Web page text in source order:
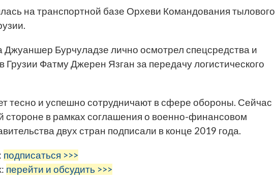
на транспортной базе Орхеви Командования тылового
Джуаншер Бурчуладзе лично осмотрел спецсредства и
Грузии Фатму Джерен Язган за передачу логистического
тесно и успешно сотрудничают в сфере обороны. Сейчас
стороне в рамках соглашения о военно-финансовом
двух стран подписали в конце 2019 года.
подписаться >>>
перейти и обсудить >>>